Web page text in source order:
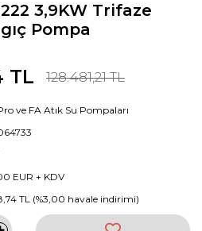
3,9KW Trifaze
Pompa
TL 128.481,21 TL
ve FA Atık Su Pompaları
EUR + KDV
TL (%3,00 havale indirimi)